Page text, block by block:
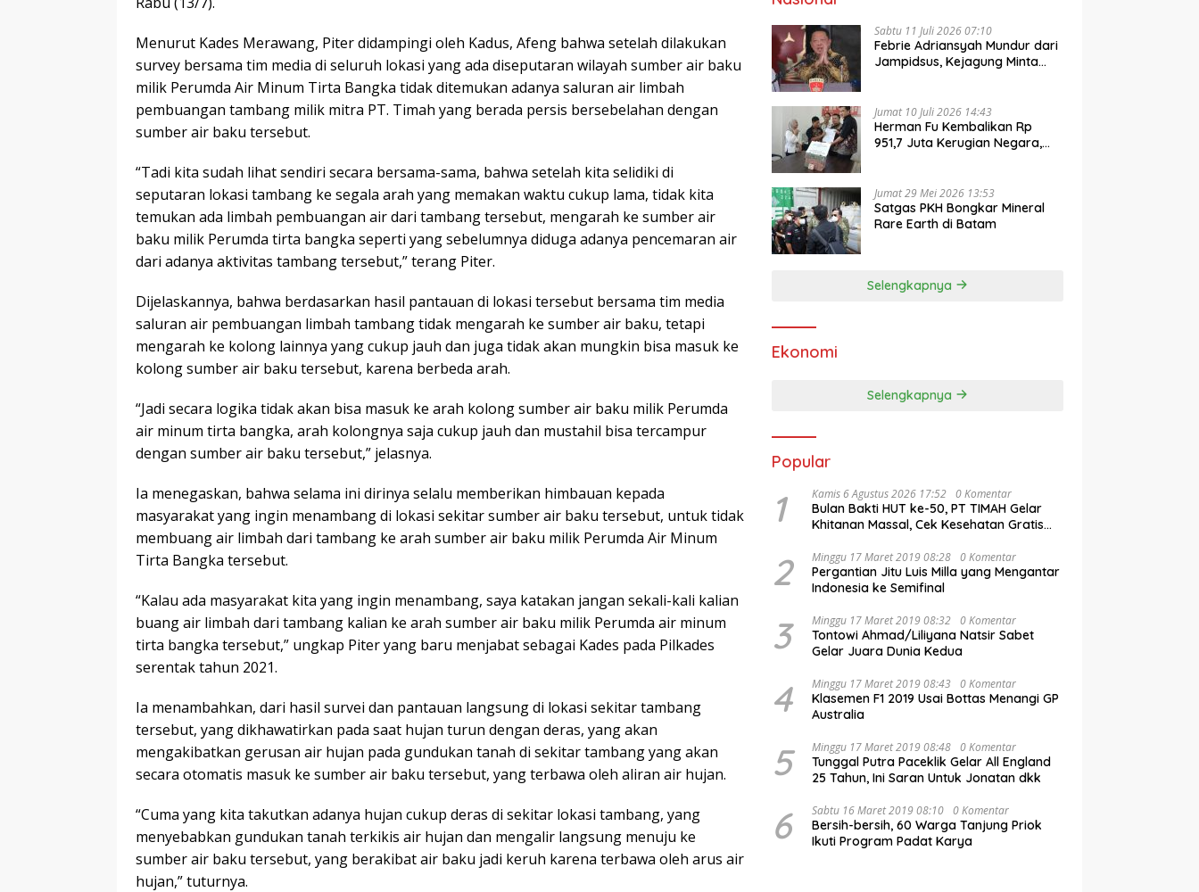
Menurut Kades Merawang, Piter didampingi oleh Kadus, Afeng bahwa setelah dilakukan
survey bersama tim media di seluruh lokasi yang ada diseputaran wilayah sumber air baku
milik Perumda Air Minum Tirta Bangka tidak ditemukan adanya saluran air limbah
pembuangan tambang milik mitra PT. Timah yang berada persis bersebelahan dengan
sumber air baku tersebut.
“Tadi kita sudah lihat sendiri secara bersama-sama, bahwa setelah kita selidiki di
seputaran lokasi tambang ke segala arah yang memakan waktu cukup lama, tidak kita
temukan ada limbah pembuangan air dari tambang tersebut, mengarah ke sumber air
baku milik Perumda tirta bangka seperti yang sebelumnya diduga adanya pencemaran air
dari adanya aktivitas tambang tersebut,” terang Piter.
Dijelaskannya, bahwa berdasarkan hasil pantauan di lokasi tersebut bersama tim media
saluran air pembuangan limbah tambang tidak mengarah ke sumber air baku, tetapi
mengarah ke kolong lainnya yang cukup jauh dan juga tidak akan mungkin bisa masuk ke
kolong sumber air baku tersebut, karena berbeda arah.
“Jadi secara logika tidak akan bisa masuk ke arah kolong sumber air baku milik Perumda
air minum tirta bangka, arah kolongnya saja cukup jauh dan mustahil bisa tercampur
dengan sumber air baku tersebut,” jelasnya.
Ia menegaskan, bahwa selama ini dirinya selalu memberikan himbauan kepada
masyarakat yang ingin menambang di lokasi sekitar sumber air baku tersebut, untuk tidak
membuang air limbah dari tambang ke arah sumber air baku milik Perumda Air Minum
Tirta Bangka tersebut.
“Kalau ada masyarakat kita yang ingin menambang, saya katakan jangan sekali-kali kalian
buang air limbah dari tambang kalian ke arah sumber air baku milik Perumda air minum
tirta bangka tersebut,” ungkap Piter yang baru menjabat sebagai Kades pada Pilkades
serentak tahun 2021.
Ia menambahkan, dari hasil survei dan pantauan langsung di lokasi sekitar tambang
tersebut, yang dikhawatirkan pada saat hujan turun dengan deras, yang akan
mengakibatkan gerusan air hujan pada gundukan tanah di sekitar tambang yang akan
secara otomatis masuk ke sumber air baku tersebut, yang terbawa oleh aliran air hujan.
“Cuma yang kita takutkan adanya hujan cukup deras di sekitar lokasi tambang, yang
menyebabkan gundukan tanah terkikis air hujan dan mengalir langsung menuju ke
sumber air baku tersebut, yang berakibat air baku jadi keruh karena terbawa oleh arus air
hujan,” tuturnya.
Sabtu 11 Juli 2026 07:10
Febrie Adriansyah Mundur dari
Jampidsus, Kejagung Minta
Jumat 10 Juli 2026 14:43
Herman Fu Kembalikan Rp
951,7 Juta Kerugian Negara,
Jumat 29 Mei 2026 13:53
Satgas PKH Bongkar Mineral
Selengkapnya
Ekonomi
Selengkapnya
Popular
1 Kamis 6 Agustus 2026 17:52 0 Komentar
Bulan Bakti HUT ke-50, PT TIMAH Gelar
Khitanan Massal, Cek Kesehatan Gratis
2 Minggu 17 Maret 2019 08:28 0 Komentar
Pergantian Jitu Luis Milla yang Mengantar
Indonesia ke Semifinal
3 Minggu 17 Maret 2019 08:32 0 Komentar
Tontowi Ahmad/Liliyana Natsir Sabet
Gelar Juara Dunia Kedua
4 Minggu 17 Maret 2019 08:43 0 Komentar
Klasemen F1 2019 Usai Bottas Menangi GP
Australia
5 Minggu 17 Maret 2019 08:48 0 Komentar
Tunggal Putra Paceklik Gelar All England
25 Tahun, Ini Saran Untuk Jonatan dkk
6 Sabtu 16 Maret 2019 08:10 0 Komentar
Bersih-bersih, 60 Warga Tanjung Priok
Ikuti Program Padat Karya